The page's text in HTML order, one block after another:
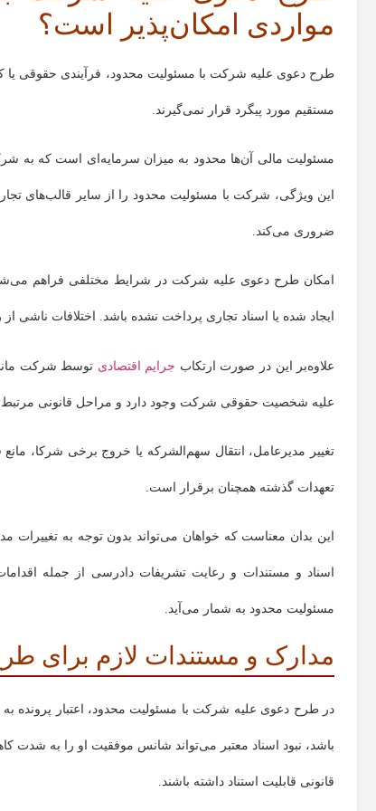
مواردی امکان‌پذیر است؟
طرح دعوی علیه شرکت با مسئولیت محدود، فرآیندی حقوقی
مستقیم مورد پیگرد قرار نمی‌گیرند.
مسئولیت مالی آن‌ها محدود به میزان سرمایه‌ای است که به
این ویژگی، شرکت با مسئولیت محدود را از سایر قالب‌های
ضروری می‌کند.
امکان طرح دعوی علیه شرکت در شرایط مختلفی فراهم
ایجاد شده یا اسناد تجاری پرداخت نشده باشد. اختلافات ناشی
علاوه‌بر این در صورت ارتکاب جرایم اقتصادی توسط شرکت
علیه شخصیت حقوقی شرکت وجود دارد و مراحل قانونی مرتبط
تغییر مدیرعامل، انتقال سهم‌الشرکه یا خروج برخی
تعهدات گذشته همچنان برقرار است.
این بدان معناست که خواهان می‌تواند بدون توجه به تغییرات
اسناد و مستندات و رعایت تشریفات دادرسی از جمله
مسئولیت محدود به شمار می‌آید.
مدارک و مستندات لازم برای
در طرح دعوی علیه شرکت با مسئولیت محدود، اعتبار پرونده
باشد، نبود اسناد معتبر می‌تواند شانس موفقیت او را به شدت
قانونی قابلیت استناد داشته باشند.